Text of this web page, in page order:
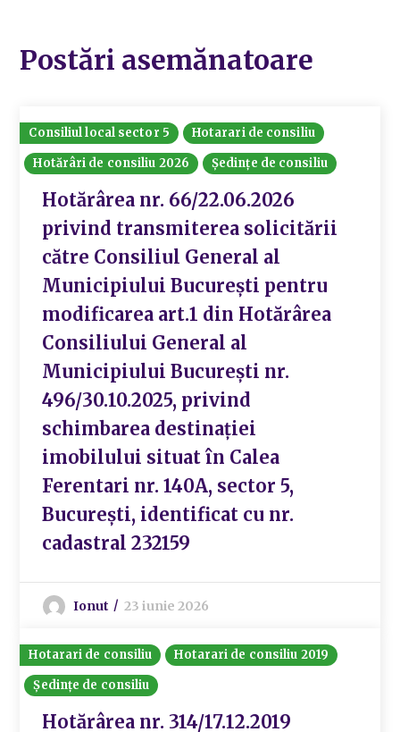
Postări asemănatoare
Consiliul local sector 5
Hotarari de consiliu
Hotărâri de consiliu 2026
Ședințe de consiliu
Hotărârea nr. 66/22.06.2026
privind transmiterea solicitării
către Consiliul General al
Municipiului București pentru
modificarea art.1 din Hotărârea
Consiliului General al
Municipiului București nr.
496/30.10.2025, privind
schimbarea destinației
imobilului situat în Calea
Ferentari nr. 140A, sector 5,
București, identificat cu nr.
cadastral 232159
Ionut 23 iunie 2026
Hotarari de consiliu
Hotarari de consiliu 2019
Ședințe de consiliu
Hotărârea nr. 314/17.12.2019